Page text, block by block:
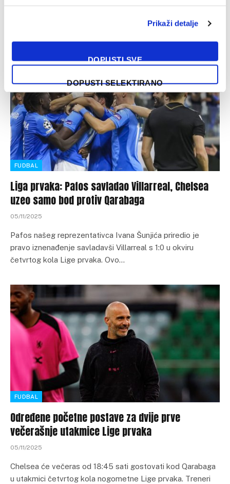
Prikaži detalje
DOPUSTI SVE
DOPUSTI SELEKTIRANO
FUDBAL
Liga prvaka: Pafos savladao Villarreal, Chelsea
uzeo samo bod protiv Qarabaga
05/11/2025
Pafos našeg reprezentativca Ivana Šunjića priredio je
pravo iznenađenje savladavši Villarreal s 1:0 u okviru
četvrtog kola Lige prvaka. Ovo…
FUDBAL
Određene početne postave za dvije prve
večerašnje utakmice Lige prvaka
05/11/2025
Chelsea će večeras od 18:45 sati gostovati kod Qarabaga
u utakmici četvrtog kola nogometne Lige prvaka. Treneri